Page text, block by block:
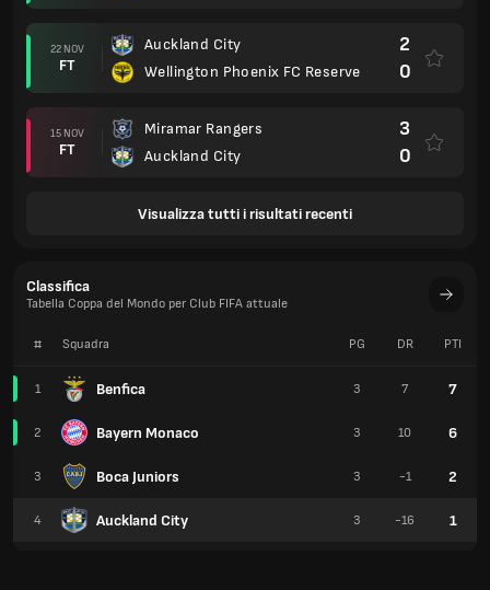
22 NOV
FT
Auckland City
Wellington Phoenix FC Reserve
2
0
15 NOV
FT
Miramar Rangers
Auckland City
3
0
Visualizza tutti i risultati recenti
Classifica
Tabella Coppa del Mondo per Club FIFA attuale
# Squadra
1 Benfica
2 Bayern Monaco
3 Boca Juniors
4 Auckland City
PG DR PTI
3 7 7
3 10 6
3 -1 2
3 -16 1